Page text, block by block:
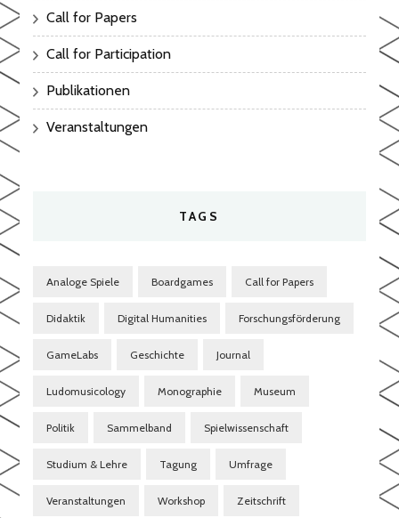
Call for Papers
Call for Participation
Publikationen
Veranstaltungen
TAGS
Analoge Spiele Boardgames Call for Papers
Didaktik Digital Humanities Forschungsförderung
GameLabs Geschichte Journal
Ludomusicology Monographie Museum
Politik Sammelband Spielwissenschaft
Studium & Lehre Tagung Umfrage
Veranstaltungen Workshop Zeitschrift